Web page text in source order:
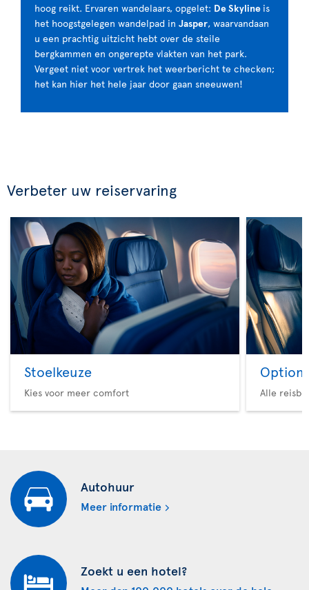
hoog reikt. Ervaren wandelaars, opgelet: De Skyline is
het hoogstgelegen wandelpad in Jasper, waarvandaan
u een prachtig uitzicht hebt over de steile
bergkammen en ongerepte vlakten van het park.
Vergeet niet voor vertrek het weerbericht te checken;
het kan hier het hele jaar door gaan sneeuwen!
Verbeter uw reiservaring
Stoelkeuze
Kies voor meer comfort
Option
Alle
Autohuur
Meer informatie
Zoekt u een hotel?